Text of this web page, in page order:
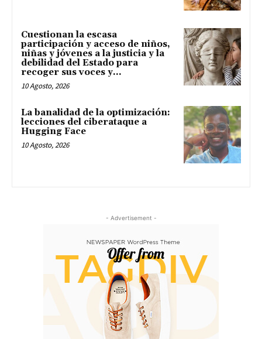
Cuestionan la escasa
participación y acceso de niños,
niñas y jóvenes a la justicia y la
debilidad del Estado para
recoger sus voces y...
10 Agosto, 2026
La banalidad de la optimización:
lecciones del ciberataque a
Hugging Face
10 Agosto, 2026
- Advertisement -